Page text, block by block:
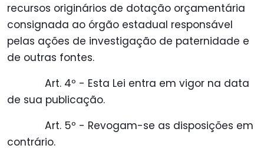
recursos originários de dotação orçamentária
consignada ao órgão estadual responsável
pelas ações de investigação de paternidade e
de outras fontes.
Art. 4º - Esta Lei entra em vigor na data
de sua publicação.
Art. 5º - Revogam-se as disposições em
contrário.